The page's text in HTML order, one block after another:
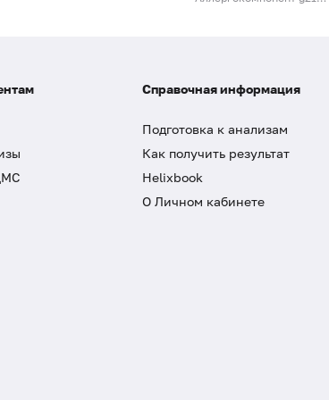
Справочная информация
Подготовка к анализам
Как получить результат
Helixbook
О Личном кабинете